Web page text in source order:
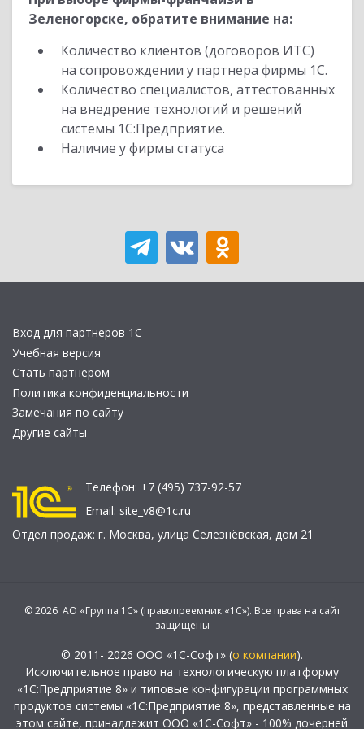
Зеленогорске, обратите внимание на:
Количество клиентов (договоров ИТС)
на сопровождении у партнера фирмы 1С.
Количество специалистов, аттестованных
на внедрение технологий и решений
системы 1С:Предприятие.
Наличие у фирмы статуса
Вход для партнеров 1С
Учебная версия
Стать партнером
Политика конфиденциальности
Замечания по сайту
Другие сайты
Телефон: +7 (495) 737-92-57
Email: site_v8@1c.ru
Отдел продаж: г. Москва, улица Селезнёвская, дом 21
© 2026 АО «Группа 1С» (правопреемник «1С»). Все права на сайт
защищены
© 2011- 2026 ООО «1С-Софт» (о компании).
Исключительное право на технологическую платформу
«1С:Предприятие 8» и типовые конфигурации программных
продуктов системы «1С:Предприятие 8», представленные на
этом сайте, принадлежит ООО «1С-Софт» - 100% дочерней